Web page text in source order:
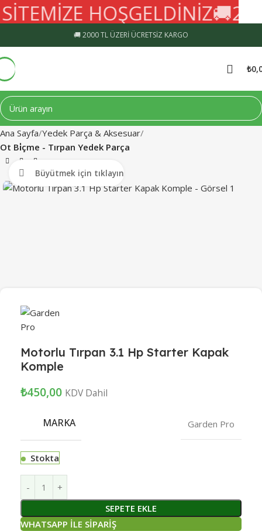
🚚 2000 TL ÜZERİ ÜCRETSİZ KARGO
₺
Ana Sayfa Yedek Parça & Aksesuar
Ot Bi̇çme - Tırpan Yedek Parça
Büyütmek için tıklayın
Motorlu Tırpan 3.1 Hp Starter Kapak
Komple
₺450,00 KDV Dahil
MARKA Garden Pro
Stokta
SEPETE EKLE
WHATSAPP İLE SİPARİŞ
HOŞGELDİNİZ🚚